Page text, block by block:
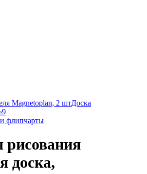
Magnetoplan, 2 штДоска
флипчарты
рисования
доска,